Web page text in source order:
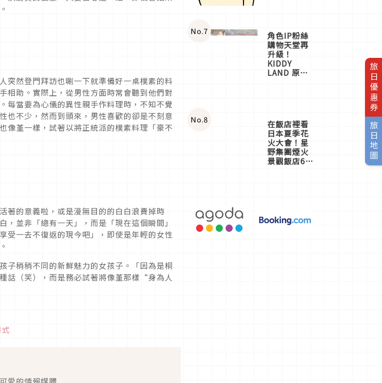
旅日優惠券
旅日地圖
突然登門拜訪也唰一下就準備好一桌樸素的料
相助。實際上，從男性方面時常會聽到他們對
每當要為心儀的異性親手作料理時，不知不覺
也不少，然而到頭來，男性喜歡的卻是不刻意
像堇一樣，試著以將正統派的樸素料理「豪不
著的意義啦，或是漫無目的的白白浪費掉時
並非「總有一天」，而是「現在這個瞬間」
受一去不復返的現今吧」，即使是年輕的女性
子稍稍不同的新鮮魅力的女孩子。「因為是桐
話（笑），而是務必試著將像堇那樣“身為人
一同給出了
答案
No.7 角色IP粉絲
購物天堂再
升級！
KIDDY
LAND 原宿
店3分即達
No.8 在飯店裡看
日本夏季花
火大會！星
野集團煙火
景觀飯店6